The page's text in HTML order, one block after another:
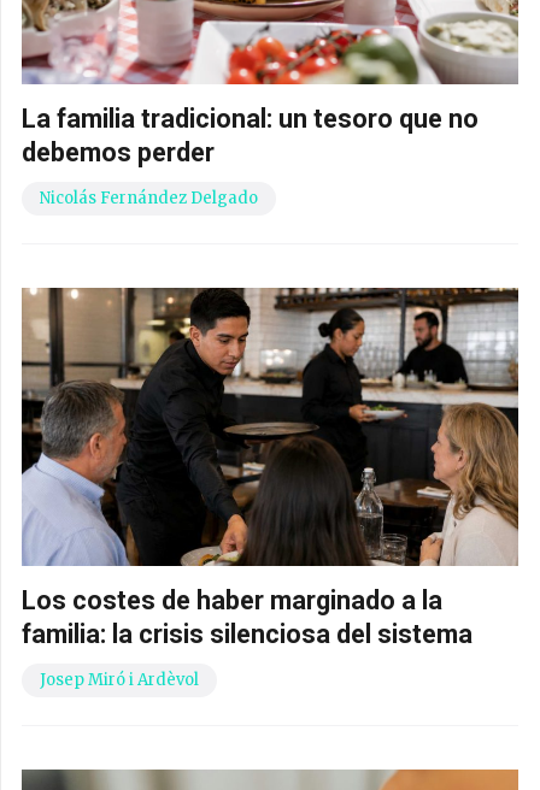
La familia tradicional: un tesoro que no
debemos perder
Nicolás Fernández Delgado
Los costes de haber marginado a la
familia: la crisis silenciosa del sistema
Josep Miró i Ardèvol